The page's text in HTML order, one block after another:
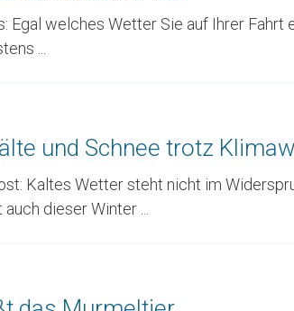
Egal welches Wetter Sie auf Ihrer Fahrt
...
und Schnee trotz
Kaltes Wetter steht nicht im
dieser Winter ...